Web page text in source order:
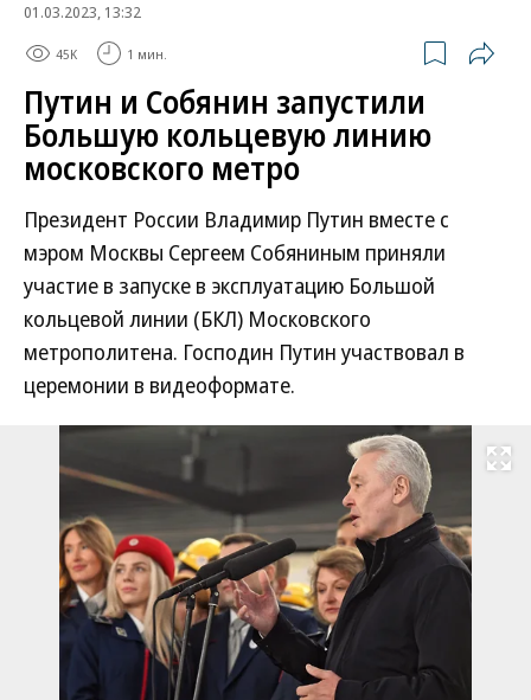
01.03.2023, 13:32
45K 1 мин.
Путин и Собянин запустили
Большую кольцевую линию
московского метро
Президент России Владимир Путин вместе с
мэром Москвы Сергеем Собяниным приняли
участие в запуске в эксплуатацию Большой
кольцевой линии (БКЛ) Московского
метрополитена. Господин Путин участвовал в
церемонии в видеоформате.
Развернуть